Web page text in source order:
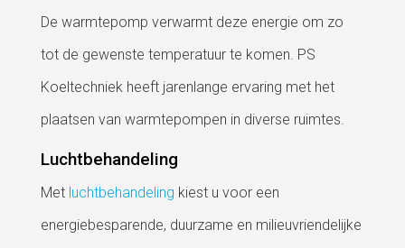
De warmtepomp verwarmt deze energie om zo
tot de gewenste temperatuur te komen. PS
Koeltechniek heeft jarenlange ervaring met het
plaatsen van warmtepompen in diverse ruimtes.
Luchtbehandeling
Met luchtbehandeling kiest u voor een
energiebesparende, duurzame en milieuvriendelijke